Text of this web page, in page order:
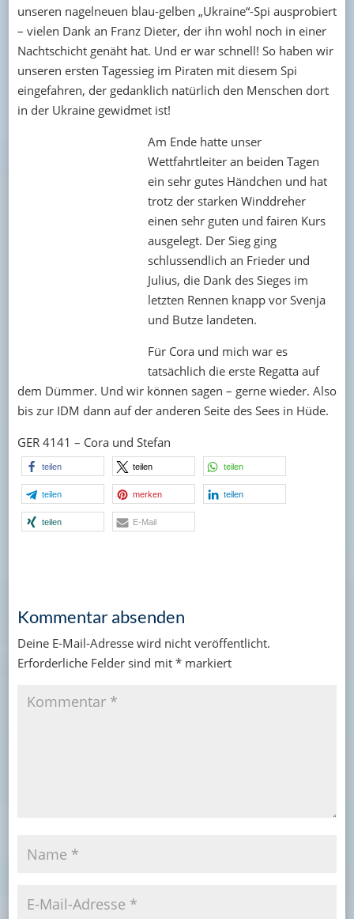
unseren nagelneuen blau-gelben „Ukraine“-Spi ausprobiert
– vielen Dank an Franz Dieter, der ihn wohl noch in einer
Nachtschicht genäht hat. Und er war schnell! So haben wir
unseren ersten Tagessieg im Piraten mit diesem Spi
eingefahren, der gedanklich natürlich den Menschen dort
in der Ukraine gewidmet ist!
Am Ende hatte unser
Wettfahrtleiter an beiden Tagen
ein sehr gutes Händchen und hat
trotz der starken Winddreher
einen sehr guten und fairen Kurs
ausgelegt. Der Sieg ging
schlussendlich an Frieder und
Julius, die Dank des Sieges im
letzten Rennen knapp vor Svenja
und Butze landeten.
Für Cora und mich war es
tatsächlich die erste Regatta auf
dem Dümmer. Und wir können sagen – gerne wieder. Also
bis zur IDM dann auf der anderen Seite des Sees in Hüde.
GER 4141 – Cora und Stefan
teilen teilen teilen
teilen merken teilen
teilen E-Mail
Kommentar absenden
Deine E-Mail-Adresse wird nicht veröffentlicht.
Erforderliche Felder sind mit *markiert